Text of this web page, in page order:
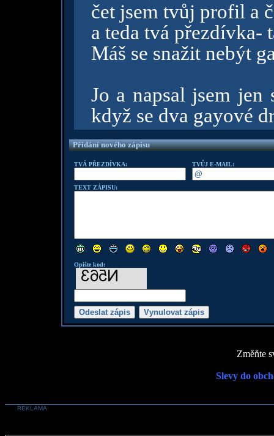
čet jsem tvůj profil a
a teda tvá přezdívka-
Máš se snažit nebýt
Jo a napsal jsem
když se dva gayové
Přidání nového zápisu
TVÁ PŘEZDÍVKA: TVŮJ E-MAIL:
TEXT ZÁPISU:
Opište kod:
Změňte
Slevy do
REKLAMA